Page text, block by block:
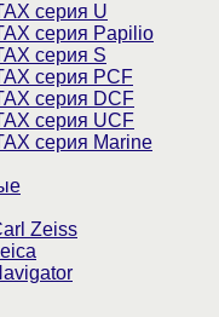
серия U
серия Papilio
серия S
серия PCF
серия DCF
серия UCF
серия Marine
Zeiss